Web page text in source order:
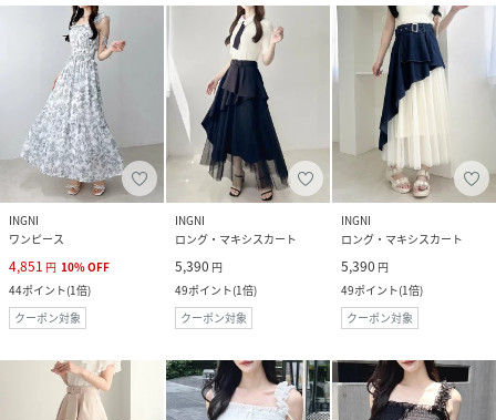
INGNI
ワンピース
4,851 円 10%OFF
44ポイント(1倍)
クーポン対象
INGNI
ロング・マキシスカート
5,390 円
49ポイント(1倍)
クーポン対象
INGNI
ロング・マキシスカート
5,390 円
49ポイント(1倍)
クーポン対象